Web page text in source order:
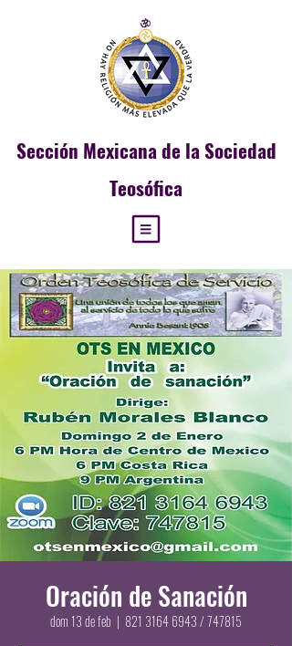
Sección Mexicana de la Sociedad
Teosófica
Oración de Sanación
dom 13 de feb
  |
821 3164 6943 / 747815